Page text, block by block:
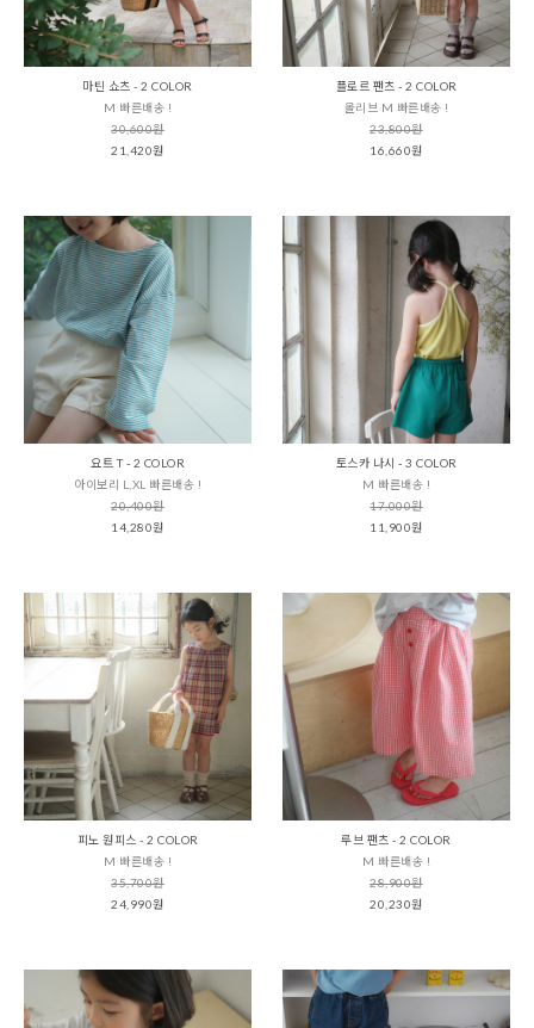
마틴 쇼츠 - 2 COLOR
M 빠른배송 !
30,600원
21,420원
플로르 팬츠 - 2 COLOR
올리브 M 빠른배송 !
23,800원
16,660원
요트 T - 2 COLOR
아이보리 L,XL 빠른배송 !
20,400원
14,280원
토스카 나시 - 3 COLOR
M 빠른배송 !
17,000원
11,900원
피노 원피스 - 2 COLOR
M 빠른배송 !
35,700원
24,990원
루브 팬츠 - 2 COLOR
M 빠른배송 !
28,900원
20,230원